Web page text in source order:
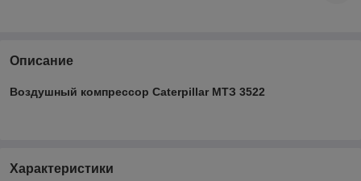
Описание
Воздушный компрессор Caterpillar МТЗ 3522
Характеристики